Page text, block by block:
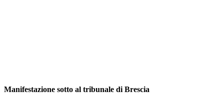
Manifestazione sotto al tribunale di Brescia